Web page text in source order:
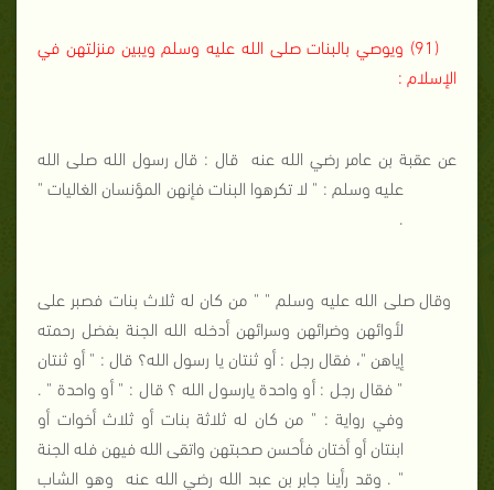
(91) ويوصي بالبنات صلى الله عليه وسلم ويبين منزلتهن في
الإسلام :
عن عقبة بن عامر رضي الله عنه قال : قال رسول الله صلى الله
عليه وسلم : " لا تكرهوا البنات فإنهن المؤنسان الغاليات "
.
وقال صلى الله عليه وسلم " " من كان له ثلاث بنات فصبر على
لأوائهن وضرائهن وسرائهن أدخله الله الجنة بفضل رحمته
إياهن "، فقال رجل : أو ثنتان يا رسول الله؟ قال : " أو ثنتان
" فقال رجل : أو واحدة يارسول الله ؟ قال : " أو واحدة " .
وفي رواية : " من كان له ثلاثة بنات أو ثلاث أخوات أو
ابنتان أو أختان فأحسن صحبتهن واتقى الله فيهن فله الجنة
" . وقد رأينا جابر بن عبد الله رضي الله عنه وهو الشاب